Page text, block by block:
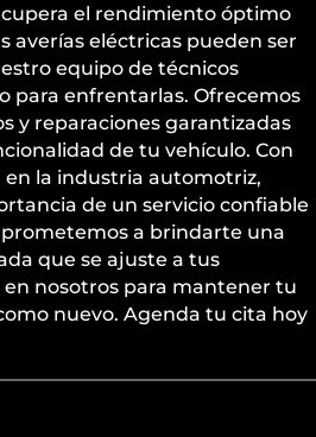
el rendimiento óptimo
averías eléctricas pueden ser
equipo de técnicos
para enfrentarlas. Ofrecemos
y reparaciones garantizadas
de tu vehículo. Con
en la industria automotriz,
de un servicio confiable
a brindarte una
que se ajuste a tus
en nosotros para mantener tu
nuevo. Agenda tu cita hoy